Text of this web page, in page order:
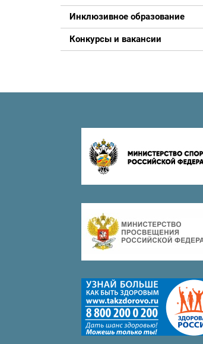
Инклюзивное образование
Конкурсы и вакансии